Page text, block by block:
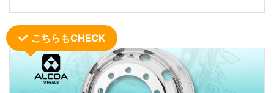
こちらもCHECK